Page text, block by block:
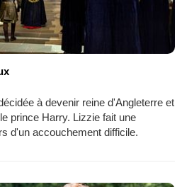
à devenir reine d'Angleterre et
prince Harry. Lizzie fait une
d'un accouchement difficile.